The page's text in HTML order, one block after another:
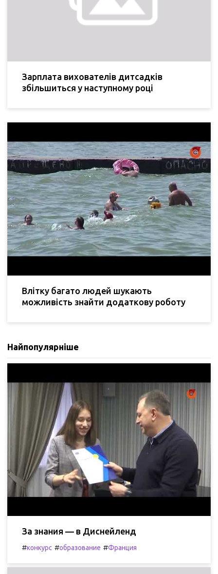
Зарплата вихователів дитсадків
збільшиться у наступному році
Влітку багато людей шукають
можливість знайти додаткову роботу
Найпопулярніше
За знания — в Диснейленд
#конкурс #образование #Франция